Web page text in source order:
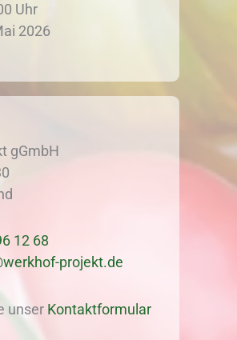
Uhr
2026
gGmbH
12 68
projekt.de
unser Kontaktformular